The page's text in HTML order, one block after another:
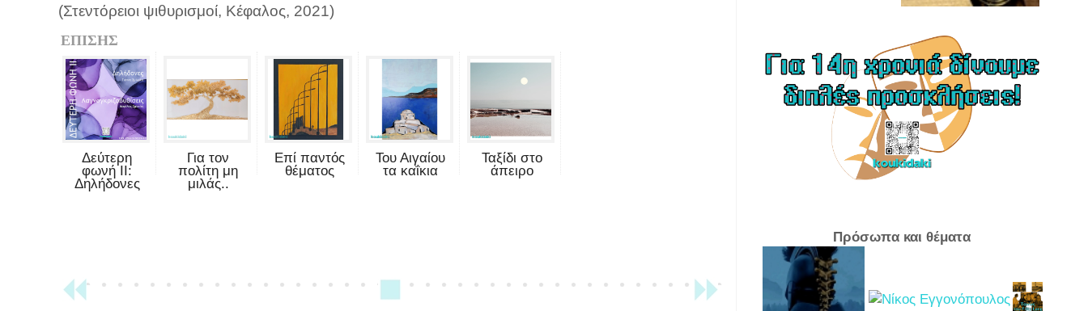
(Στεντόρειοι ψιθυρισμοί, Κέφαλος, 2021)
ΕΠΙΣΗΣ
Δεύτερη
φωνή II:
Δηλήδονες
Για τον
πολίτη μη
μιλάς..
Επί παντός
θέματος
Του Αιγαίου
τα καΐκια
Ταξίδι στο
άπειρο
Πρόσωπα και θέματα